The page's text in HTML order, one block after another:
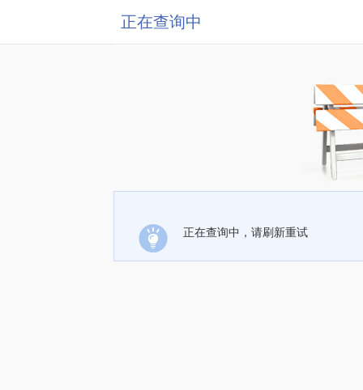
正在查询中
正在查询中，请刷新重试